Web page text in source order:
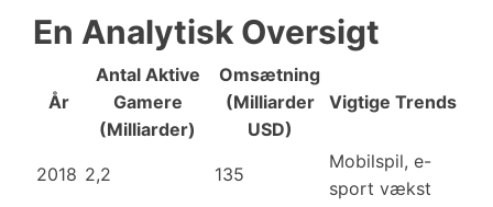
En Analytisk Oversigt
År
Antal Aktive
Gamere
(Milliarder)
Omsætning
(Milliarder
USD)
Vigtige Trends
2018 2,2 135
Mobilspil, e-
sport vækst